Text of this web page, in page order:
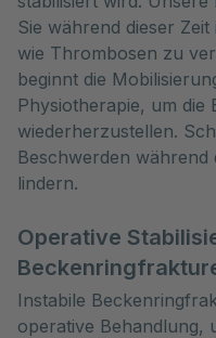
Sie während dieser
wie Thrombosen zu
beginnt die
Physiotherapie, um die
wiederherzustellen.
Beschwerden während
lindern.
Operative
Instabile
operative Behandlung,